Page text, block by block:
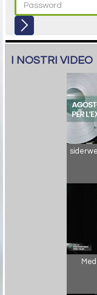
I NOSTRI VIDEO